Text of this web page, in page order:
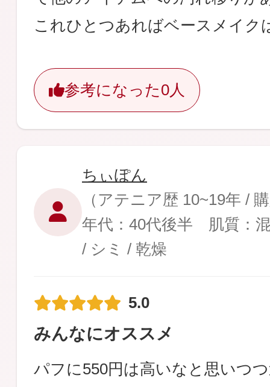
これひとつあればベースメイク
参考になった0人
ちぃぽん
（アテニア歴 10~19年 /
年代：40代後半 肌質：
/ シミ / 乾燥
5.0
みんなにオススメ
パフに550円は高いなと思いつ